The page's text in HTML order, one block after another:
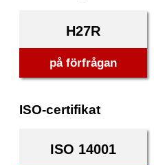
H27R
på förfrågan
ISO-certifikat
ISO 14001